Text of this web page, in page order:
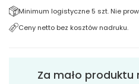
Minimum logistyczne 5 szt. Nie
Ceny netto bez kosztów nadruku.
Za mało produktu